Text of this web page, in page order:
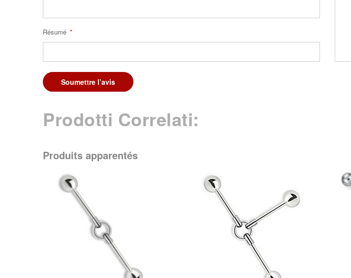
Résumé
Soumettre l’avis
Prodotti Correlati:
Produits apparentés